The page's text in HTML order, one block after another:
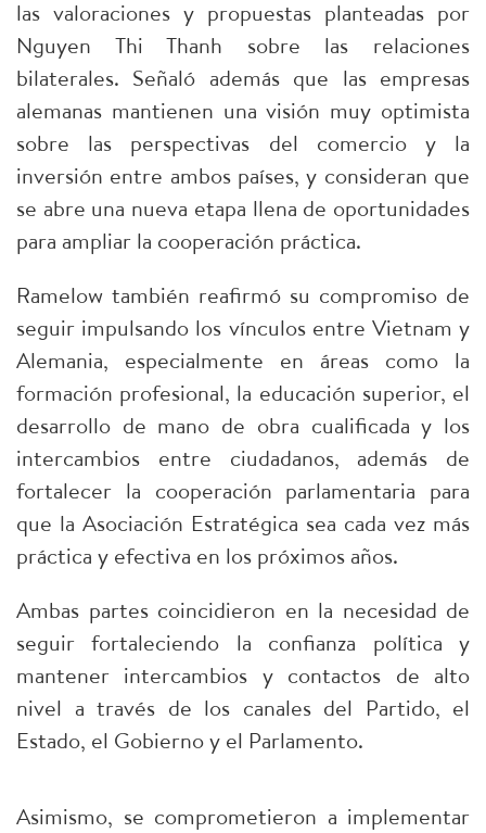
las valoraciones y propuestas planteadas por
Nguyen Thi Thanh sobre las relaciones
bilaterales. Señaló además que las empresas
alemanas mantienen una visión muy optimista
sobre las perspectivas del comercio y la
inversión entre ambos países, y consideran que
se abre una nueva etapa llena de oportunidades
para ampliar la cooperación práctica.
Ramelow también reafirmó su compromiso de
seguir impulsando los vínculos entre Vietnam y
Alemania, especialmente en áreas como la
formación profesional, la educación superior, el
desarrollo de mano de obra cualificada y los
intercambios entre ciudadanos, además de
fortalecer la cooperación parlamentaria para
que la Asociación Estratégica sea cada vez más
práctica y efectiva en los próximos años.
Ambas partes coincidieron en la necesidad de
seguir fortaleciendo la confianza política y
mantener intercambios y contactos de alto
nivel a través de los canales del Partido, el
Estado, el Gobierno y el Parlamento.
Asimismo, se comprometieron a implementar